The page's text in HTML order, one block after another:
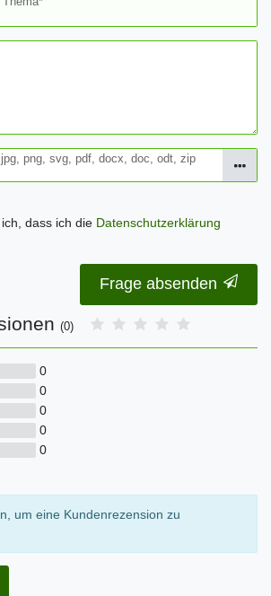
png, svg, pdf, docx, doc, odt, zip
dass ich die Daten­schutz­erklärung
Frage absenden
(0)
0
0
0
0
0
um eine Kundenrezension zu